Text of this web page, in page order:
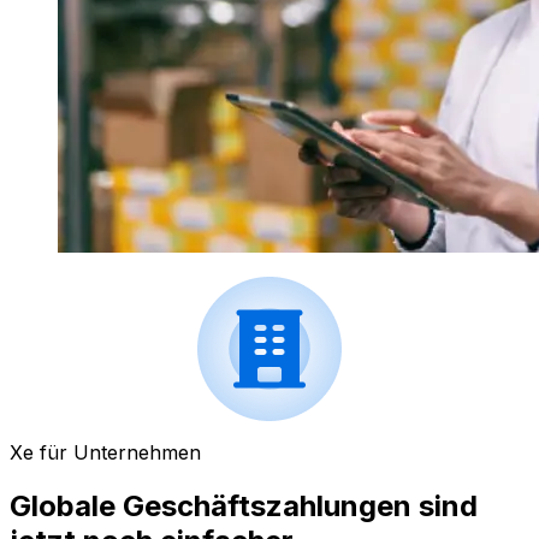
Xe für Unternehmen
Globale Geschäftszahlungen sind